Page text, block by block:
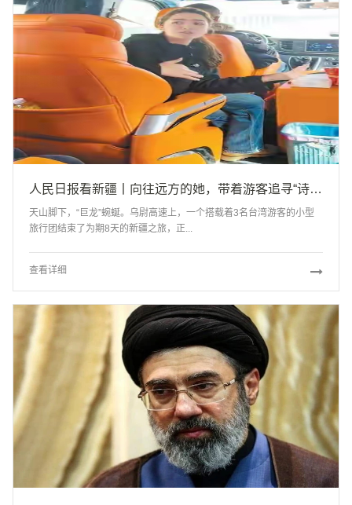
人民日报看新疆丨向往远方的她，带着游客追寻“诗和远方”（我的家乡我建设）
天山脚下，“巨龙”蜿蜒。乌尉高速上，一个搭载着3名台湾游客的小型
旅行团结束了为期8天的新疆之旅，正...
查看详细